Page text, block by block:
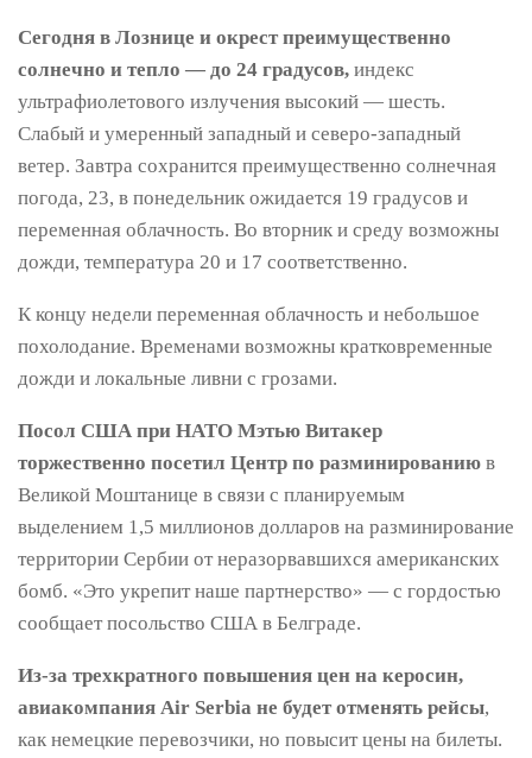
Сегодня в Лознице и окрест преимущественно
солнечно и тепло — до 24 градусов, индекс
ультрафиолетового излучения высокий — шесть.
Слабый и умеренный западный и северо-западный
ветер. Завтра сохранится преимущественно солнечная
погода, 23, в понедельник ожидается 19 градусов и
переменная облачность. Во вторник и среду возможны
дожди, температура 20 и 17 соответственно.
К концу недели переменная облачность и небольшое
похолодание. Временами возможны кратковременные
дожди и локальные ливни с грозами.
Посол США при НАТО Мэтью Витакер
торжественно посетил Центр по разминированию в
Великой Моштанице в связи с планируемым
выделением 1,5 миллионов долларов на разминирование
территории Сербии от неразорвавшихся американских
бомб. «Это укрепит наше партнерство» — с гордостью
сообщает посольство США в Белграде.
Из-за трехкратного повышения цен на керосин,
авиакомпания Air Serbia не будет отменять рейсы,
как немецкие перевозчики, но повысит цены на билеты.